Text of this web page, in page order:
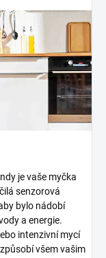
je vaše myčka
senzorová
bylo nádobí
a energie.
intenzivní mycí
všem vašim